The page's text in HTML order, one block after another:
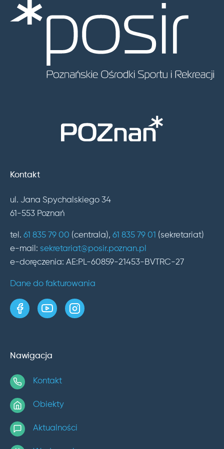
Kontakt
ul. Jana Spychalskiego 34
61-553 Poznań
tel. 61 835 79 00 (centrala), 61 835 79 01 (sekretariat)
e-mail: sekretariat@posir.poznan.pl
e-doręczenia: AE:PL-60859-21453-BVTRC-27
Dane do fakturowania
strona w serwisie Facebook
kanał w serwisie YouTube
profil w serwisie Instagram
Nawigacja
Kontakt
Obiekty
Aktualności